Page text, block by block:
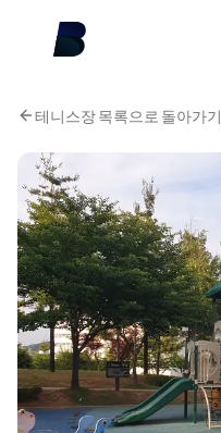
테니스장 목록으로 돌아가기